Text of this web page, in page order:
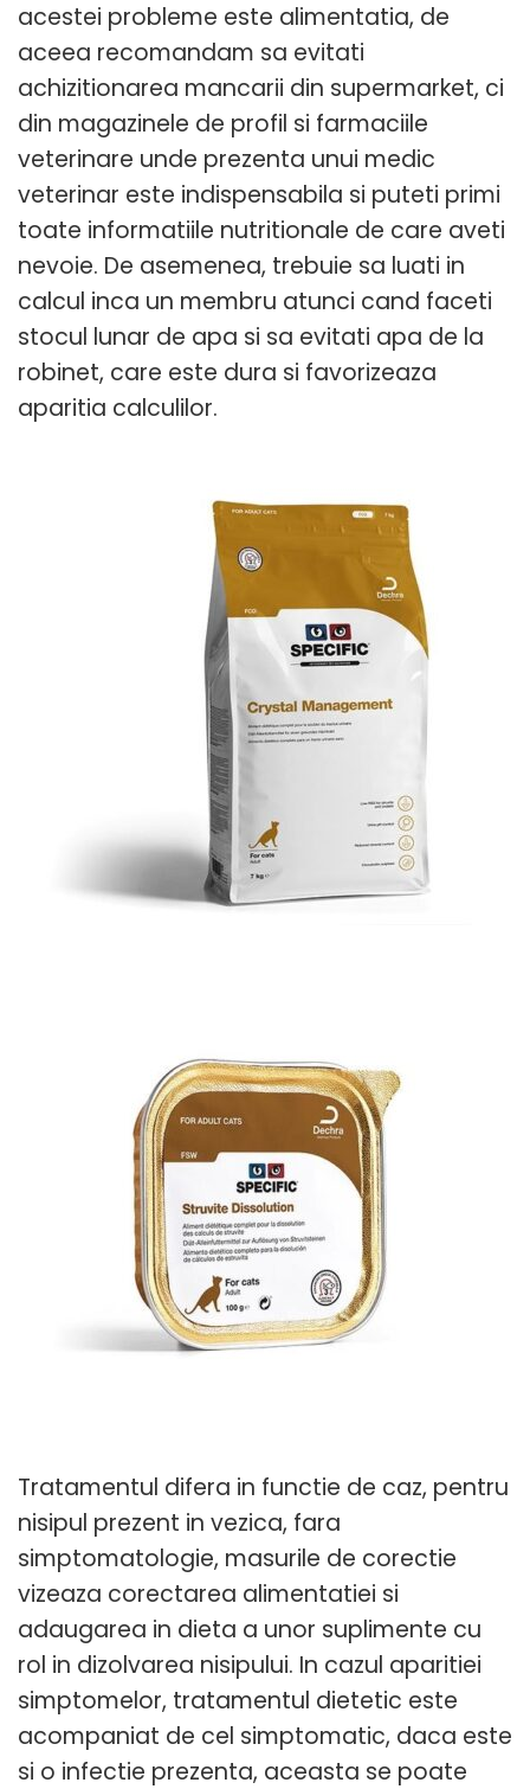
acestei probleme este alimentatia, de
aceea recomandam sa evitati
achizitionarea mancarii din supermarket, ci
din magazinele de profil si farmaciile
veterinare unde prezenta unui medic
veterinar este indispensabila si puteti primi
toate informatiile nutritionale de care aveti
nevoie. De asemenea, trebuie sa luati in
calcul inca un membru atunci cand faceti
stocul lunar de apa si sa evitati apa de la
robinet, care este dura si favorizeaza
aparitia calculilor.
Tratamentul difera in functie de caz, pentru
nisipul prezent in vezica, fara
simptomatologie, masurile de corectie
vizeaza corectarea alimentatiei si
adaugarea in dieta a unor suplimente cu
rol in dizolvarea nisipului. In cazul aparitiei
simptomelor, tratamentul dietetic este
acompaniat de cel simptomatic, daca este
si o infectie prezenta, aceasta se poate